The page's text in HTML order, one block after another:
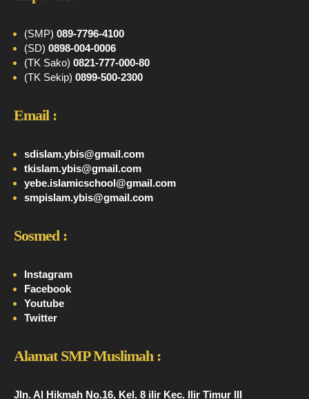
(SMP) 089-7796-4100
(SD) 0898-004-0006
(TK Sako) 0821-777-000-80
(TK Sekip) 0899-500-2300
Email :
sdislam.ybis@gmail.com
tkislam.ybis@gmail.com
yebe.islamicschool@gmail.com
smpislam.ybis@gmail.com
Sosmed :
Instagram
Facebook
Youtube
Twitter
Alamat SMP Muslimah :
Jln. Al Hikmah No.16, Kel. 8 ilir Kec. Ilir Timur III